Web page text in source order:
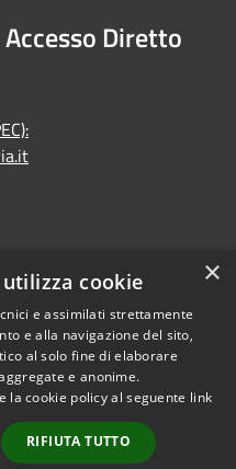
Diretto
Copyright © 2026 • Comune di
Faleria • Powered by
Municipium•
Accesso
redazione
×
cookie
e assimilati strettamente
e alla navigazione del sito,
al solo fine di elaborare
e anonime.
la cookie policy al seguente link
RIFIUTA TUTTO